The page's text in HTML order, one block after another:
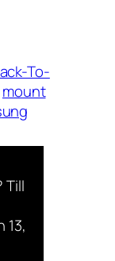
To-
mount
Till
13,